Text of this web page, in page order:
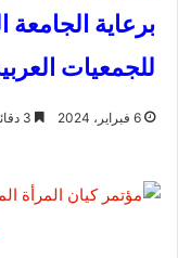
برعاية الجامعة
للجمعيات
6 فبراير، 2024